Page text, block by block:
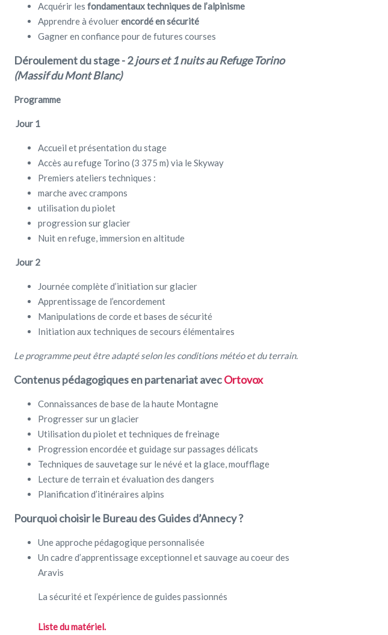
Acquérir les fondamentaux techniques de l’alpinisme
Apprendre à évoluerencordé en sécurité
Gagner en confiance pour de futures courses
Déroulement du stage - 2jours et 1 nuits au Refuge Torino
(Massif du Mont Blanc)
Programme
Jour 1
Accueil et présentation du stage
Accès au refuge Torino (3 375 m) via le Skyway
Premiers ateliers techniques :
marche avec crampons
utilisation du piolet
progression sur glacier
Nuit en refuge, immersion en altitude
Jour 2
Journée complète d’initiation sur glacier
Apprentissage de l’encordement
Manipulations de corde et bases de sécurité
Initiation aux techniques de secours élémentaires
Le programme peut être adapté selon les conditions météo et du terrain.
Contenus pédagogiques en partenariat avecOrtovox
Connaissances de base de la haute Montagne
Progresser sur un glacier
Utilisation du piolet et techniques de freinage
Progression encordée et guidage sur passages délicats
Techniques de sauvetage sur le névé et la glace, moufflage
Lecture de terrain et évaluation des dangers
Planification d’itinéraires alpins
Pourquoi choisir le Bureau des Guides d’Annecy ?
Une approche pédagogique personnalisée
Un cadre d’apprentissage exceptionnel et sauvage au coeur des
Aravis
La sécurité et l’expérience de guides passionnés
Liste du matériel.